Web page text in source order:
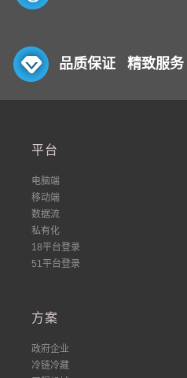
品质保证 精致服务
平台
电脑端
移动端
数据流
私有化
18平台登录
51平台登录
方案
政府企业
冷链冷藏